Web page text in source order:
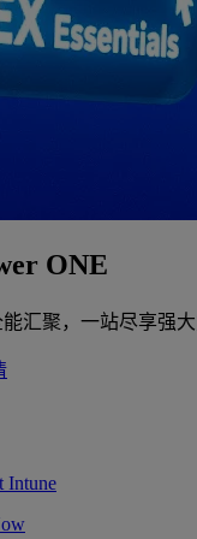
ONE
能汇聚，一站尽享强大
Intune